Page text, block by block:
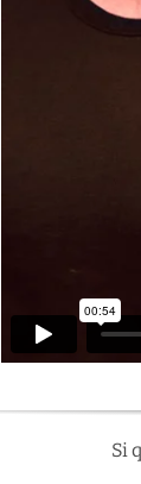
Si